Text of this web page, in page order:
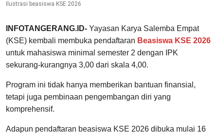
Ilustrasi beasiswa KSE 2026
INFOTANGERANG.ID- Yayasan Karya Salemba Empat
(KSE) kembali membuka pendaftaran Beasiswa KSE 2026
untuk mahasiswa minimal semester 2 dengan IPK
sekurang-kurangnya 3,00 dari skala 4,00.
Program ini tidak hanya memberikan bantuan finansial,
tetapi juga pembinaan pengembangan diri yang
komprehensif.
Adapun pendaftaran beasiswa KSE 2026 dibuka mulai 16